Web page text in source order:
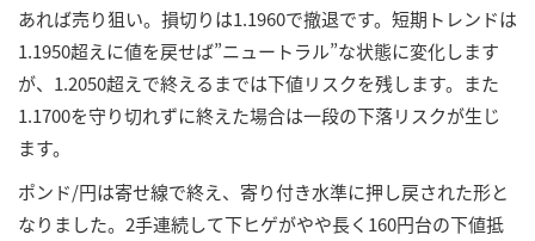
あれば売り狙い。損切りは1.1960で撤退です。短期トレンドは
1.1950超えに値を戻せば”ニュートラル”な状態に変化します
が、1.2050超えで終えるまでは下値リスクを残します。また
1.1700を守り切れずに終えた場合は一段の下落リスクが生じ
ます。
ポンド/円は寄せ線で終え、寄り付き水準に押し戻された形と
なりました。2手連続して下ヒゲがやや長く160円台の下値抵